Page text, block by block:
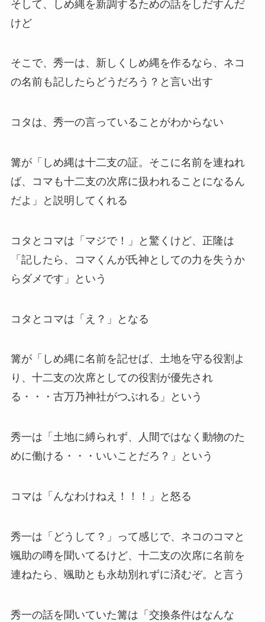
そして、しめ縄を新調するための話をしだすんだ
けど
そこで、秀一は、新しくしめ縄を作るなら、ネコ
の名前も記したらどうだろう？と言い出す
コタは、秀一の言っていることがわからない
篝が「しめ縄は十二支の証。そこに名前を連ねれ
ば、コマも十二支の次席に扱われることになるん
だよ」と説明してくれる
コタとコマは「マジで！」と驚くけど、正隆は
「記したら、コマくんが氏神としての力を失うか
らダメです」という
コタとコマは「え？」となる
篝が「しめ縄に名前を記せば、土地を守る役割よ
り、十二支の次席としての役割が優先され
る・・・古万乃神社がつぶれる」という
秀一は「土地に縛られず、人間ではなく動物のた
めに働ける・・・いいことだろ？」という
コマは「んなわけねえ！！！」と怒る
秀一は「どうして？」って感じで、ネコのコマと
颯助の噂を聞いてるけど、十二支の次席に名前を
連ねたら、颯助とも永劫別れずに済むぞ。と言う
秀一の話を聞いていた篝は「交換条件はなんな